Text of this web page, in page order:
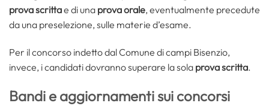
prova scrittae di una prova orale, eventualmente precedute
da una preselezione, sulle materie d’esame.
Per il concorso indetto dal Comune di campi Bisenzio,
invece, i candidati dovranno superare la sola prova scritta.
Bandi e aggiornamenti sui concorsi